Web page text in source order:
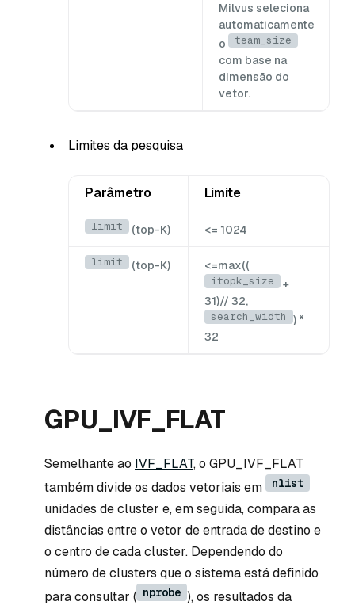
Milvus seleciona
automaticamente
o
team_size
com base na
dimensão do
vetor.
Limites da pesquisa
Parâmetro Limite
limit (top-K) <= 1024
limit (top-K) <=max((
itopk_size
+
31)// 32,
search_width ) *
32
GPU_IVF_FLAT
Semelhante ao IVF_FLAT, o GPU_IVF_FLAT
também divide os dados vetoriais em
nlist
unidades de cluster e, em seguida, compara as
distâncias entre o vetor de entrada de destino e
o centro de cada cluster. Dependendo do
número de clusters que o sistema está definido
para consultar ( nprobe ), os resultados da